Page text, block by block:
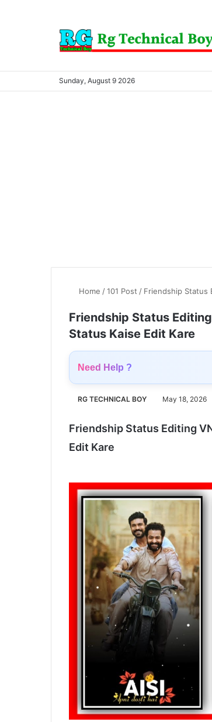
Sunday, August 9 2026
Home /101 Post / Friendship Status
Friendship Status
Status Kaise Edit Kare
Need Help ?
RG TECHNICAL BOY May 18, 2026
Friendship Status Editing
Edit Kare